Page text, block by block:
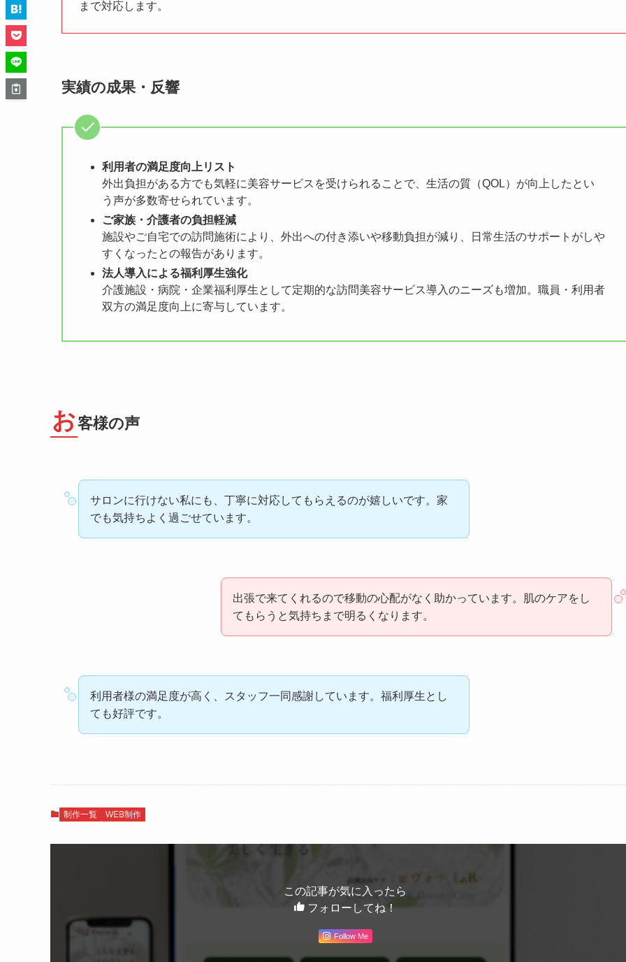
まで対応します。
実績の成果・反響
利用者の満足度向上リスト
外出負担がある方でも気軽に美容サービスを受けられることで、生活の質（QOL）が向上したとい
う声が多数寄せられています。
ご家族・介護者の負担軽減
施設やご自宅での訪問施術により、外出への付き添いや移動負担が減り、日常生活のサポートがしや
すくなったとの報告があります。
法人導入による福利厚生強化
介護施設・病院・企業福利厚生として定期的な訪問美容サービス導入のニーズも増加。職員・利用者
双方の満足度向上に寄与しています。
お客様の声
サロンに行けない私にも、丁寧に対応してもらえるのが嬉しいです。家
でも気持ちよく過ごせています。
出張で来てくれるので移動の心配がなく助かっています。肌のケアをし
てもらうと気持ちまで明るくなります。
利用者様の満足度が高く、スタッフ一同感謝しています。福利厚生とし
ても好評です。
制作一覧 WEB制作
この記事が気に入ったら
フォローしてね！
Follow Me